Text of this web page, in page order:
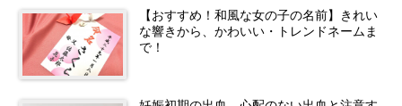
【おすすめ！和風な女の子の名前】きれい
な響きから、かわいい・トレンドネームま
で！